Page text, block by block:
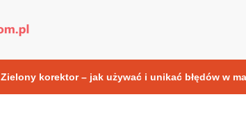
Zielony korektor – jak używać i unikać błędów w